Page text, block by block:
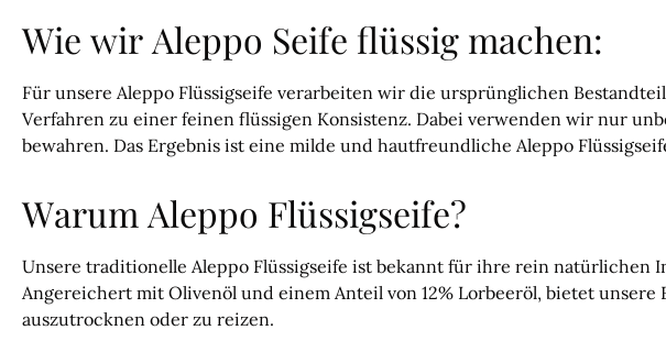
Wie wir Aleppo Seife flüssig machen:
Für unsere Aleppo Flüssigseife verarbeiten wir die ursprünglichen
Verfahren zu einer feinen flüssigen Konsistenz. Dabei verwenden wir nur
bewahren. Das Ergebnis ist eine milde und hautfreundliche Aleppo
Warum Aleppo Flüssigseife?
Unsere traditionelle Aleppo Flüssigseife ist bekannt für ihre rein
Angereichert mit Olivenöl und einem Anteil von 12% Lorbeeröl, bietet
auszutrocknen oder zu reizen.